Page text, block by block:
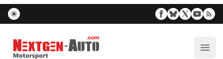
Nextgen-Auto.com